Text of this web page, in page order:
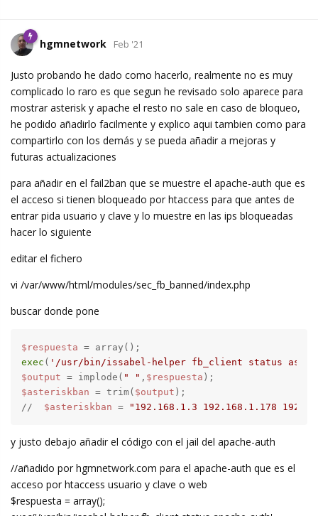
hgmnetwork Feb '21
Justo probando he dado como hacerlo, realmente no es muy
complicado lo raro es que segun he revisado solo aparece para
mostrar asterisk y apache el resto no sale en caso de bloqueo,
he podido añadirlo facilmente y explico aqui tambien como para
compartirlo con los demás y se pueda añadir a mejoras y
futuras actualizaciones
para añadir en el fail2ban que se muestre el apache-auth que es
el acceso si tienen bloqueado por htaccess para que antes de
entrar pida usuario y clave y lo muestre en las ips bloqueadas
hacer lo siguiente
editar el fichero
vi /var/www/html/modules/sec_fb_banned/index.php
buscar donde pone
$respuesta
exec ( '/usr/bin/issabel-helper fb_client status
$output = implode( " " , $respuesta
$asteriskban = trim( $output );
// $asteriskban = "192.168.1.3 192.168.1.178
y justo debajo añadir el código con el jail del apache-auth
//añadido por hgmnetwork.com para el apache-auth que es el
acceso por htaccess usuario y clave o web
$respuesta = array();